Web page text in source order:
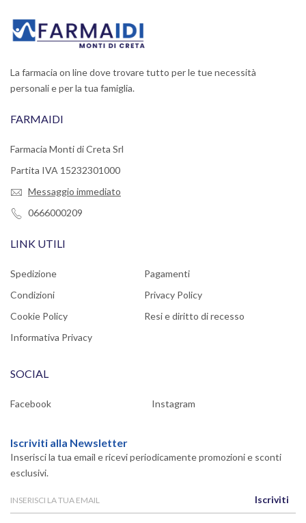
La farmacia on line dove trovare tutto per le tue necessità
personali e per la tua famiglia.
FARMAIDI
Farmacia Monti di Creta Srl
Partita IVA 15232301000
Messaggio immediato
0666000209
LINK UTILI
Spedizione
Pagamenti
Condizioni
Privacy Policy
Cookie Policy
Resi e diritto di recesso
Informativa Privacy
SOCIAL
Facebook Instagram
Iscriviti alla Newsletter
Inserisci la tua email e ricevi periodicamente promozioni e sconti
esclusivi.
Iscriviti